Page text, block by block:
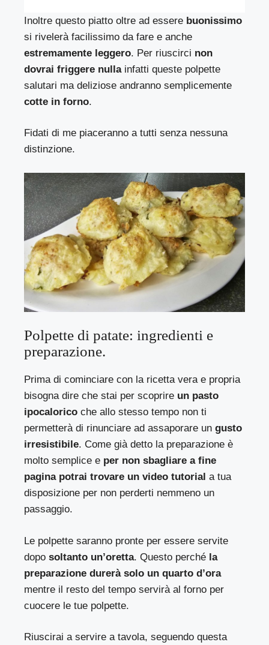
Inoltre questo piatto oltre ad essere buonissimo
si rivelerà facilissimo da fare e anche
estremamente leggero. Per riuscirci non
dovrai friggere nullainfatti queste polpette
salutari ma deliziose andranno semplicemente
cotte in forno.
Fidati di me piaceranno a tutti senza nessuna
distinzione.
Polpette di patate: ingredienti e
preparazione.
Prima di cominciare con la ricetta vera e propria
bisogna dire che stai per scoprire un pasto
ipocalorico che allo stesso tempo non ti
permetterà di rinunciare ad assaporare ungusto
irresistibile. Come già detto la preparazione è
molto semplice e per non sbagliare a fine
pagina potrai trovare un video tutorial a tua
disposizione per non perderti nemmeno un
passaggio.
Le polpette saranno pronte per essere servite
doposoltanto un’oretta. Questo perché la
preparazione durerà solo un quarto d’ora
mentre il resto del tempo servirà al forno per
cuocere le tue polpette.
Riuscirai a servire a tavola, seguendo questa